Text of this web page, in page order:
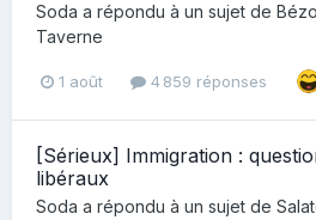
Soda a répondu à un sujet de
Taverne
1 août 4 859 réponses
[Sérieux] Immigration :
libéraux
Soda a répondu à un sujet de